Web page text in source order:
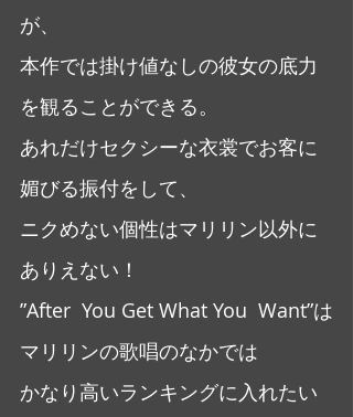
が、
本作では掛け値なしの彼女の底力
を観ることができる。
あれだけセクシーな衣裳でお客に
媚びる振付をして、
ニクめない個性はマリリン以外に
ありえない！
”After  You Get What You  Want”は
マリリンの歌唱のなかでは
かなり高いランキングに入れたい